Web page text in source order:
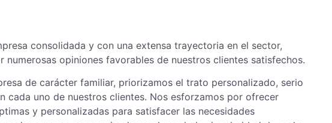
consolidada y con una extensa trayectoria en el sector,
numerosas opiniones favorables de nuestros clientes satisfechos.
de carácter familiar, priorizamos el trato personalizado, serio
cada uno de nuestros clientes. Nos esforzamos por ofrecer
y personalizadas para satisfacer las necesidades